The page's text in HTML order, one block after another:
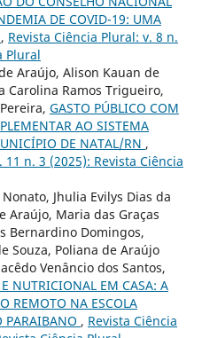
DE COVID-19: UMA
, Revista Ciência Plural: v. 8 n.
Plural
Araújo, Alison Kauan de
Carolina Ramos Trigueiro,
GASTO PÚBLICO COM
AO SISTEMA
DE NATAL/RN ,
n. 3 (2025): Revista Ciência
Jhulia Evilys Dias da
Araújo, Maria das Graças
Bernardino Domingos,
Souza, Poliana de Araújo
Venâncio dos Santos,
NUTRICIONAL EM CASA: A
REMOTO NA ESCOLA
PARAIBANO , Revista Ciência